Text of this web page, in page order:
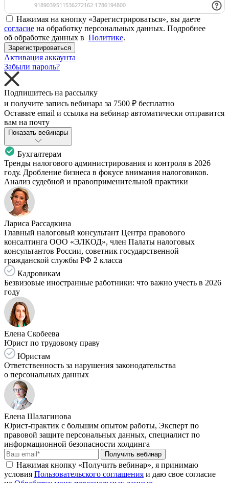
Нажимая на кнопку «Зарегистрироваться», вы даете
согласие на обработку персональных данных. Подробнее
об обработке данных в Политике.
Зарегистрироваться
Активация аккаунта
Забыли пароль?
Подпишитесь на рассылку
и получите запись вебинара за 7500 ₽ бесплатно
Оставьте email и ссылка на вебинар автоматически отправится
вам на почту
Показать вебинары
Бухгалтерам
Тренды налогового администрирования и контроля в 2026
году. Дробление бизнеса в фокусе внимания налоговиков.
Анализ судебной и правоприменительной практики
Лариса Рассадкина
Главный налоговый консультант Центра правового
консалтинга ООО «ЭЛКОД», член Палаты налоговых
консультантов России, советник государственной
гражданской службы РФ 2 класса
Кадровикам
Безвизовые иностранные работники: что важно учесть в 2026
году
Елена Скобеева
Юрист по трудовому праву
Юристам
Ответственность за нарушения законодательства
о персональных данных
Елена Шалагинова
Юрист-практик с большим опытом работы, Эксперт по
правовой защите персональных данных, специалист по
информационной безопасности холдинга
Получить вебинар
Нажимая кнопку «Получить вебинар», я принимаю
условия Пользовательского соглашения и даю свое согласие